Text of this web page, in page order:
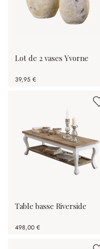
Lot de 2 vases Yvorne
39,95 €
Table basse Riverside
498,00 €